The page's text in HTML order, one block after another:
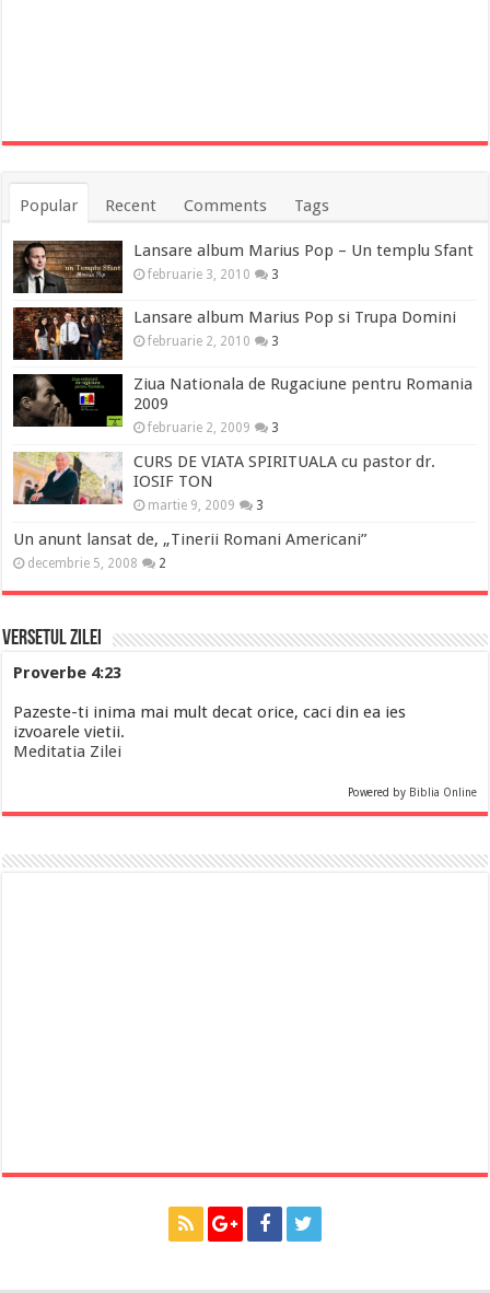
Popular Recent Comments Tags
Lansare album Marius Pop – Un templu Sfant
februarie 3, 2010 3
Lansare album Marius Pop si Trupa Domini
februarie 2, 2010 3
Ziua Nationala de Rugaciune pentru Romania
2009
februarie 2, 2009 3
CURS DE VIATA SPIRITUALA cu pastor dr.
IOSIF TON
martie 9, 2009 3
Un anunt lansat de, „Tinerii Romani Americani”
decembrie 5, 2008 2
Versetul Zilei
Proverbe 4:23
Pazeste-ti inima mai mult decat orice, caci din ea ies
izvoarele vietii.
Meditatia Zilei
Powered by Biblia Online